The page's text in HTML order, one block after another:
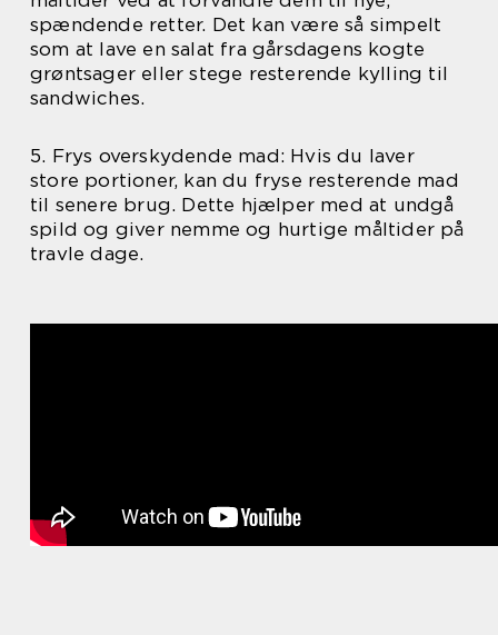
spændende retter. Det kan være så simpelt
som at lave en salat fra gårsdagens kogte
grøntsager eller stege resterende kylling til
sandwiches.
5. Frys overskydende mad: Hvis du laver
store portioner, kan du fryse resterende mad
til senere brug. Dette hjælper med at undgå
spild og giver nemme og hurtige måltider på
travle dage.